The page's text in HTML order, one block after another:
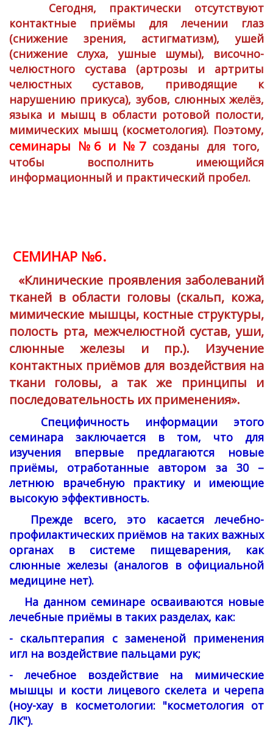
Сегодня, практически отсутствуют
контактные приёмы для лечении глаз
(снижение зрения, астигматизм), ушей
(снижение слуха, ушные шумы), височно-
челюстного сустава (артрозы и артриты
челюстных суставов, приводящие к
нарушению прикуса), зубов, слюнных желёз,
языка и мышц в области ротовой полости,
мимических мышц (косметология). Поэтому,
семинары №6 и №7созданы для того,
чтобы восполнить имеющийся
информационный и практический пробел.
СЕМИНАР №6.
«Клинические проявления заболеваний
тканей в области головы (скальп, кожа,
мимические мышцы, костные структуры,
полость рта, межчелюстной сустав, уши,
слюнные железы и пр.). Изучение
контактных приёмов для воздействия на
ткани головы, а так же принципы и
последовательность их применения».
Специфичность информации этого
семинара заключается в том, что для
изучения впервые предлагаются новые
приёмы, отработанные автором за 30 –
летнюю врачебную практику и имеющие
высокую эффективность.
Прежде всего, это касается лечебно-
профилактических приёмов на таких важных
органах в системе пищеварения, как
слюнные железы (аналогов в официальной
медицине нет).
На данном семинаре осваиваются новые
лечебные приёмы в таких разделах, как:
- скальптерапия с замененой применения
игл на воздействие пальцами рук;
- лечебное воздействие на мимические
мышцы и кости лицевого скелета и черепа
(ноу-хау в косметологии: "косметология от
ЛК").